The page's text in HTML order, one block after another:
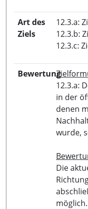
Art des
Ziels
12.3.a:
12.3.b:
12.3.c:
Bewertung
12.3.a:
in der
denen
wurde,
Die